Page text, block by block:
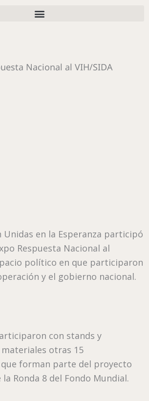
Nacional al VIH/SIDA
Unidas en la Esperanza participó
Respuesta Nacional al
político en que participaron
y el gobierno nacional.
con stands y
otras 15
forman parte del proyecto
la Ronda 8 del Fondo Mundial.